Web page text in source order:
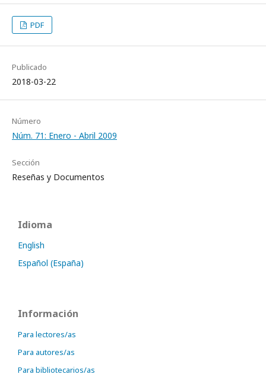
PDF
Publicado
2018-03-22
Número
Núm. 71: Enero - Abril 2009
Sección
Reseñas y Documentos
Idioma
English
Español (España)
Información
Para lectores/as
Para autores/as
Para bibliotecarios/as